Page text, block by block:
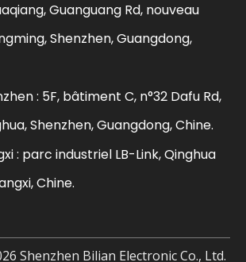
Guanguang Rd, nouveau
Shenzhen, Guangdong,
: 5F, bâtiment C, n°32 Dafu Rd,
Shenzhen, Guangdong, Chine.
: parc industriel LB-Link, Qinghua
Chine.
Shenzhen Bilian Electronic Co., Ltd.